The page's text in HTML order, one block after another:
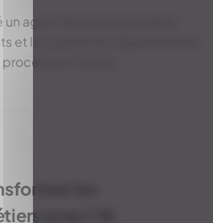
agent IA pour automatiser
et la conformité réglementaire
métiers.
les
avec l'IA